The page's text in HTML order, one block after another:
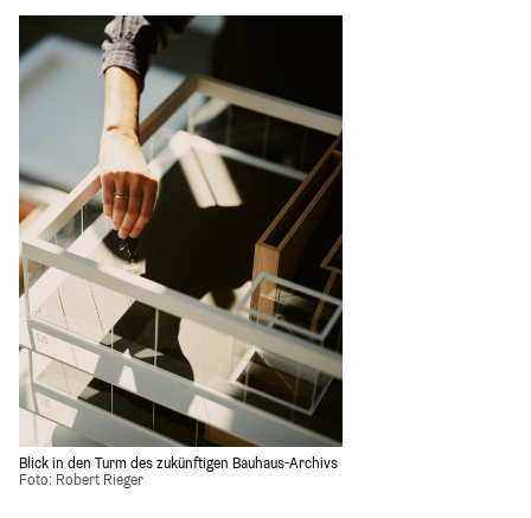
Blick in den Turm des zukünftigen Bauhaus-Archivs
Foto: Robert Rieger